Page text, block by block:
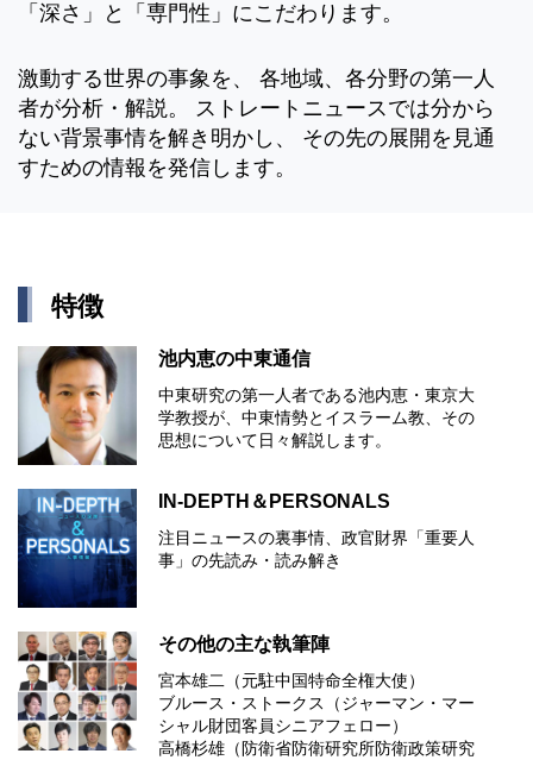
「深さ」と「専門性」にこだわります。
激動する世界の事象を、 各地域、各分野の第一人
者が分析・解説。 ストレートニュースでは分から
ない背景事情を解き明かし、 その先の展開を見通
すための情報を発信します。
特徴
池内恵の中東通信
中東研究の第⼀⼈者である池内恵・東京⼤
学教授が、中東情勢とイスラーム教、その
思想について⽇々解説します。
IN-DEPTH＆PERSONALS
注目ニュースの裏事情、政官財界「重要人
事」の先読み・読み解き
その他の主な執筆陣
宮本雄二（元駐中国特命全権大使）
ブルース・ストークス（ジャーマン・マー
シャル財団客員シニアフェロー）
高橋杉雄（防衛省防衛研究所防衛政策研究